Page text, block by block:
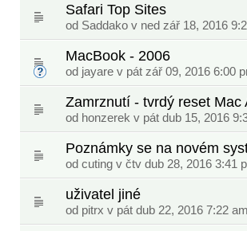
Safari Top Sites
od Saddako v ned zář 18, 2016
MacBook - 2006
od jayare v pát zář 09, 2016 6:00
Zamrznutí - tvrdý reset Mac
od honzerek v pát dub 15, 2016
Poznámky se na novém
od cuting v čtv dub 28, 2016 3:41
uživatel jiné
od pitrx v pát dub 22, 2016 7:22 am